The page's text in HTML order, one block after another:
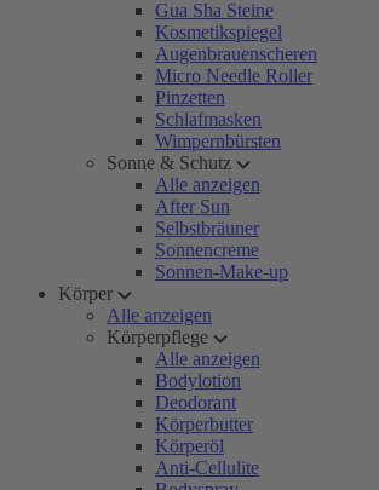
Gua Sha Steine
Kosmetikspiegel
Augenbrauenscheren
Micro Needle Roller
Pinzetten
Schlafmasken
Wimpernbürsten
Sonne & Schutz
Alle anzeigen
After Sun
Selbstbräuner
Sonnencreme
Sonnen-Make-up
Körper
Alle anzeigen
Körperpflege
Alle anzeigen
Bodylotion
Deodorant
Körperbutter
Körperöl
Anti-Cellulite